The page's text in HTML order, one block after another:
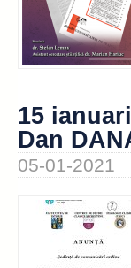
15
Dan
05-01-2021